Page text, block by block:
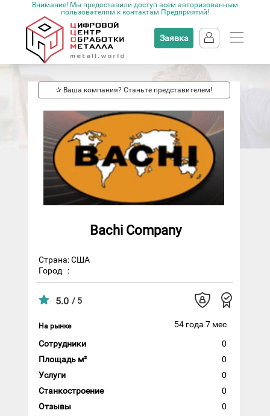
Внимание! Мы предоставили доступ всем авторизованным
пользователям к контактам Предприятий!
Заявка
✰ Ваша компания? Станьте представителем!
Bachi Company
Страна: США
Город
:
5.0 / 5
На рынке
54 года 7 мес
Сотрудники
0
Площадь м²
0
Услуги
0
Станкостроение
0
Отзывы
0